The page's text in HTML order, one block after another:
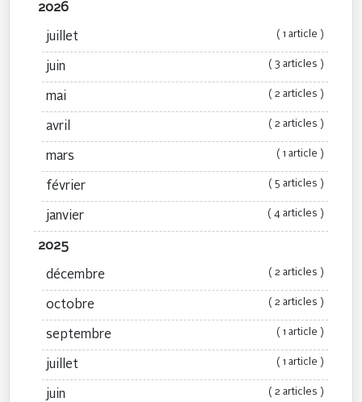
2026
juillet ( 1 article )
juin ( 3 articles )
mai ( 2 articles )
avril ( 2 articles )
mars ( 1 article )
février ( 5 articles )
janvier ( 4 articles )
2025
décembre ( 2 articles )
octobre ( 2 articles )
septembre ( 1 article )
juillet ( 1 article )
juin ( 2 articles )